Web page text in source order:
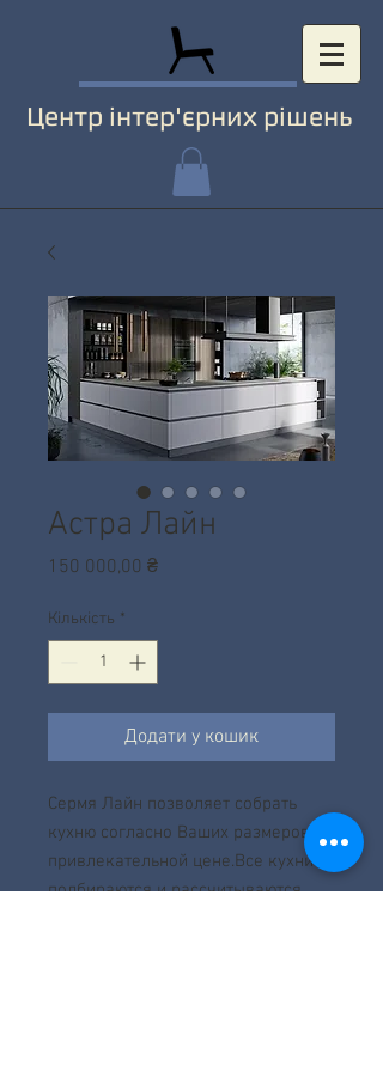
Центр інтер'єрних рішень
Астра Лайн
150 000,00 ₴Ціна
Кількість *
Додати у кошик
Сермя Лайн позволяет собрать
кухню согласно Ваших размеров по
привлекательной цене.Все кухни
подбираются и рассчитываются